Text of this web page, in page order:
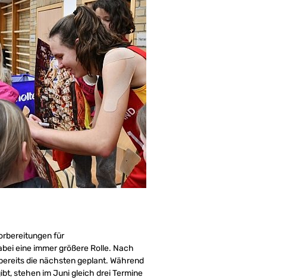
für
eine immer größere Rolle. Nach
die nächsten geplant. Während
stehen im Juni gleich drei Termine